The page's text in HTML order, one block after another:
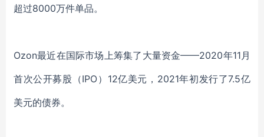
超过8000万件单品。
Ozon最近在国际市场上筹集了大量资金——2020年11月
首次公开募股（IPO）12亿美元，2021年初发行了7.5亿
美元的债券。